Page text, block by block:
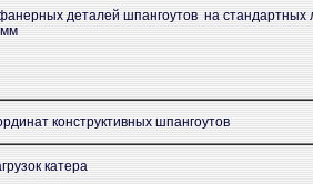
деталей шпангоутов на стандартных
конструктивных шпангоутов
катера